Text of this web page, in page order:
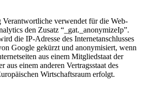
verwendet für die Web-
den Zusatz “_gat._anonymizeIp”.
die IP-Adresse des Internetanschlusses
Google gekürzt und anonymisiert, wenn
aus einem Mitgliedstaat der
aus einem anderen Vertragsstaat des
Wirtschaftsraum erfolgt.